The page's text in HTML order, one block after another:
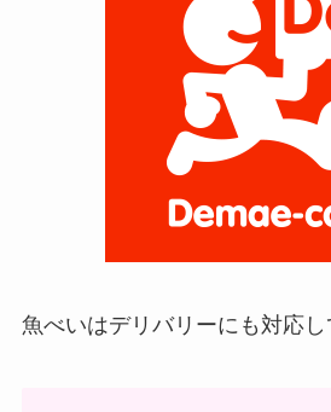
魚べいはデリバリーにも対応し